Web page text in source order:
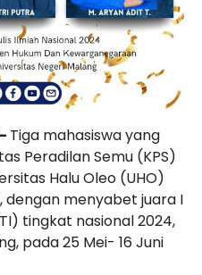
Tiga mahasiswa yang
Peradilan Semu (KPS)
Halu Oleo (UHO)
dengan menyabet juara I
tingkat nasional 2024,
pada 25 Mei- 16 Juni